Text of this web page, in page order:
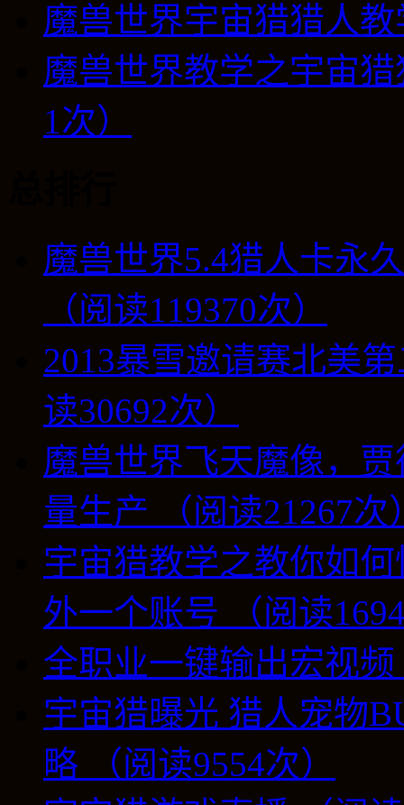
魔兽世界宇宙猎猎人
魔兽世界教学之宇宙
1次）
魔兽世界5.4猎人卡永
（阅读119370次）
2013暴雪邀请赛北美
读30692次）
魔兽世界飞天魔像，
量生产 （阅读21267次
宇宙猎教学之教你如
外一个账号 （阅读
全职业一键输出宏视
宇宙猎曝光 猎人宠物
略 （阅读9554次）